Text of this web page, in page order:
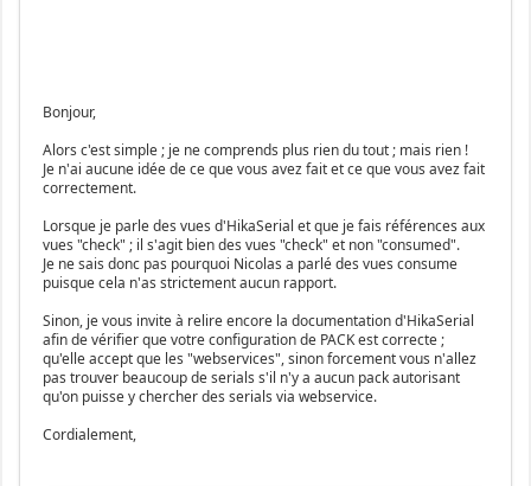
Bonjour,
Alors c'est simple ; je ne comprends plus rien du tout ; mais rien !
Je n'ai aucune idée de ce que vous avez fait et ce que vous avez fait
correctement.
Lorsque je parle des vues d'HikaSerial et que je fais références aux
vues "check" ; il s'agit bien des vues "check" et non "consumed".
Je ne sais donc pas pourquoi Nicolas a parlé des vues consume
puisque cela n'as strictement aucun rapport.
Sinon, je vous invite à relire encore la documentation d'HikaSerial
afin de vérifier que votre configuration de PACK est correcte ;
qu'elle accept que les "webservices", sinon forcement vous n'allez
pas trouver beaucoup de serials s'il n'y a aucun pack autorisant
qu'on puisse y chercher des serials via webservice.
Cordialement,